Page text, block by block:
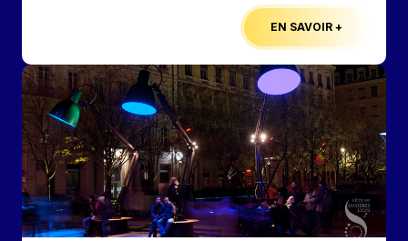
EN SAVOIR +
Image